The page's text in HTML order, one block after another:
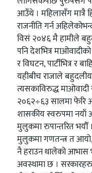
आउँथे । महिलासँग मात्रै
राजनीति गर्न
विसं २०४६ मै हामीले
पनि देशभित्र
र विघटन, पार्टीभित्र र
यहीबीच राजाले बहुदलीय
त्यसकाविरुद्ध
२०६२÷६३ सालमा फेरि
शासकीय स्वरुपमा नयाँ
मुलुकमा रुपान्तरित भयौँ ।
मुलुकमा गणतन्त्र त
नै हराउन थालेको आभास
अवस्थामा छ ।